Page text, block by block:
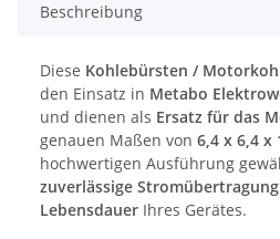
Beschreibung
Diese Kohlebürsten /
den Einsatz in Metabo
und dienen als Ersatz für das
genauen Maßen von 6,4 x 6,4 x
hochwertigen Ausführung
zuverlässige Stromübertragung
Lebensdauer Ihres Gerätes.